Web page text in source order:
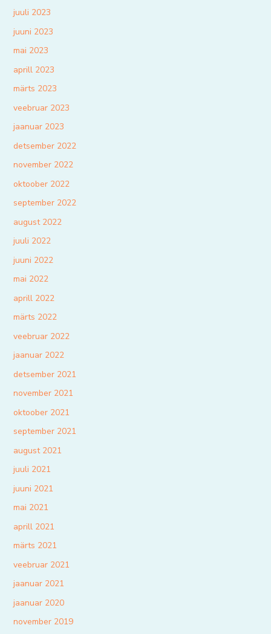
juuli 2023
juuni 2023
mai 2023
aprill 2023
märts 2023
veebruar 2023
jaanuar 2023
detsember 2022
november 2022
oktoober 2022
september 2022
august 2022
juuli 2022
juuni 2022
mai 2022
aprill 2022
märts 2022
veebruar 2022
jaanuar 2022
detsember 2021
november 2021
oktoober 2021
september 2021
august 2021
juuli 2021
juuni 2021
mai 2021
aprill 2021
märts 2021
veebruar 2021
jaanuar 2021
jaanuar 2020
november 2019